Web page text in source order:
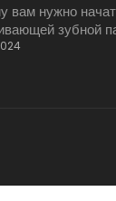
вам нужно
зубной